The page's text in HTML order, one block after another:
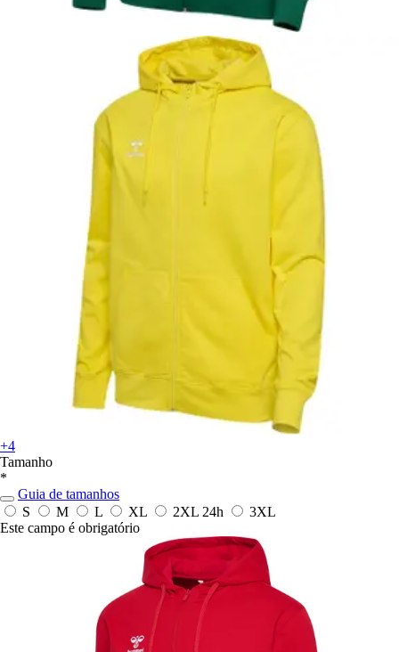
+4
Tamanho
*
Guia de tamanhos
S
M L XL 2XL 24h
3XL
Este campo é obrigatório